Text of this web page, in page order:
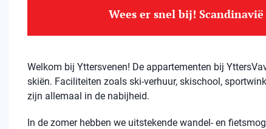
Wees er snel bij!
Welkom bij Yttersvenen! De appartementen bij
skiën. Faciliteiten zoals ski-verhuur, skischool,
zijn allemaal in de nabijheid.
In de zomer hebben we uitstekende wandel- en